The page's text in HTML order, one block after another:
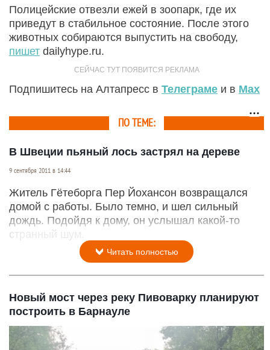
Полицейские отвезли ежей в зоопарк, где их
приведут в стабильное состояние. После этого
животных собираются выпустить на свободу,
пишет dailyhype.ru.
Подпишитесь на Алтапресс в Телеграме и в Max
ПО ТЕМЕ:
В Швеции пьяный лось застрял на дереве
9 сентября 2011 в 14:44
Житель Гётеборга Пер Йохансон возвращался
домой с работы. Было темно, и шел сильный
дождь. Подойдя к дому, он услышал какой-то
странный шум.
Читать полностью
Новый мост через реку Пивоварку планируют
построить в Барнауле